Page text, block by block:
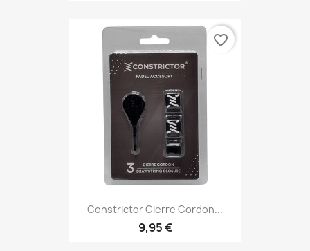
Constrictor Cierre Cordon...
9,95 €
favorite_border